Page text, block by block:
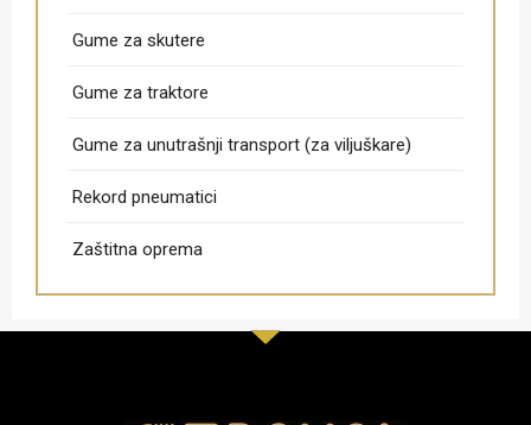
Gume za skutere
Gume za traktore
Gume za unutrašnji transport (za viljuškare)
Rekord pneumatici
Zaštitna oprema